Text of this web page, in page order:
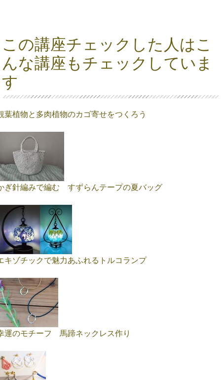
この講座チェックした人はこ
んな講座もチェックしていま
す
葉植物と多肉植物のカゴ寄せをつくろう
ぎ針編みで編む すずらんテープの夏バッグ
キゾチックで魅力あふれるトルコランプ
運のモチーフ 馬蹄ネックレス作り